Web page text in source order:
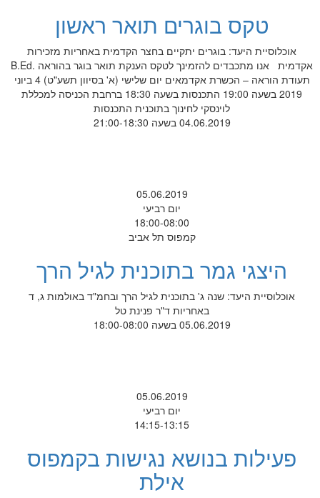
טקס בוגרים תואר ראשון
אוכלוסיית היעד: בוגרים יתקיים בחצר הקדמית באחריות מזכירות
אקדמית אנו מתכבדים להזמינך לטקס הענקת תואר בוגר בהוראה .B.Ed
תעודת הוראה – הכשרת אקדמאים יום שלישי (א' בסיוון תשע"ט) 4 ביוני
2019 בשעה 19:00 התכנסות בשעה 18:30 ברחבת הכניסה למכללת
לוינסקי לחינוך בתוכנית התכנסות
04.06.2019 בשעה 21:00-18:30
05.06.2019
יום רביעי
18:00-08:00
קמפוס תל אביב
היצגי גמר בתוכנית לגיל הרך
אוכלוסיית היעד: שנה ג' בתוכנית לגיל הרך ובחמ"ד באולמות ג, ד
באחריות ד"ר פנינת טל
05.06.2019 בשעה 18:00-08:00
05.06.2019
יום רביעי
14:15-13:15
פעילות בנושא נגישות בקמפוס
אילת